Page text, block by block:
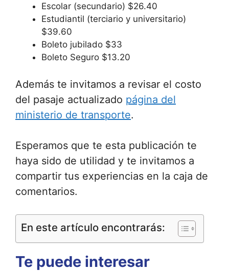
Escolar (secundario) $26.40
Estudiantil (terciario y universitario)
$39.60
Boleto jubilado $33
Boleto Seguro $13.20
Además te invitamos a revisar el costo
del pasaje actualizado página del
ministerio de transporte.
Esperamos que te esta publicación te
haya sido de utilidad y te invitamos a
compartir tus experiencias en la caja de
comentarios.
En este artículo encontrarás:
Te puede interesar